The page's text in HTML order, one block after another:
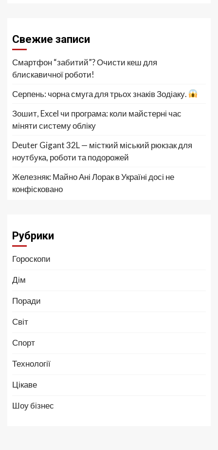
Свежие записи
Смартфон “забитий”? Очисти кеш для
блискавичної роботи!
Серпень: чорна смуга для трьох знаків Зодіаку.
Зошит, Excel чи програма: коли майстерні час
міняти систему обліку
Deuter Gigant 32L — місткий міський рюкзак для
ноутбука, роботи та подорожей
Железняк: Майно Ані Лорак в Україні досі не
конфісковано
Рубрики
Гороскопи
Дім
Поради
Світ
Спорт
Технології
Цікаве
Шоу бізнес